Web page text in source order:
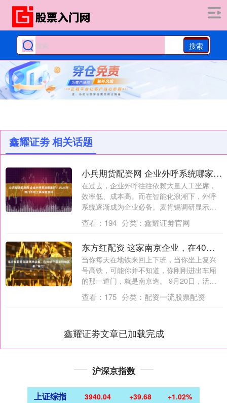
搜索
鑫耀证劵 相关话题
小兵期货配资网 企业外呼系统哪家好？2025年热门外呼工具深度测评
在过去，企业外呼往往依赖大量人工坐席，
效率低、成本高。而在智能化浪潮下，外呼
系统逐渐成为企业必备。麦肯锡调研显示，
采用智....
查看： 194 分类： 鑫耀证劵官网
东方红配资 这家南京企业，在40多个国家和地区都“有门”
当你每天在地铁来回上下班，当你坐上复兴
号高铁，可能你并不知道，你刚刚进出车厢
的那一道门，就是南京造。 9月20日，活力
中....
查看： 175 分类： 配资一流股票配资
鑫耀证劵文章已加载完成
沪深京指数
上证综指 3940.04 +39.68 +1.02%